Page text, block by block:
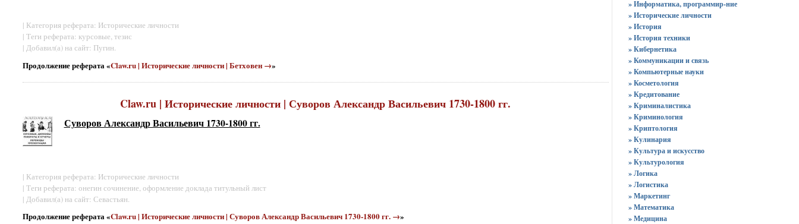
| Категория реферата: Исторические личности
| Теги реферата: курсовые, тезис
| Добавил(а) на сайт: Пугин.
Продолжение реферата «Claw.ru | Исторические личности | Бетховен →»
Claw.ru | Исторические личности | Суворов Александр Васильевич 1730-1800 гг.
Суворов Александр Васильевич 1730-1800 гг.
| Категория реферата: Исторические личности
| Теги реферата: онегин сочинение, оформление доклада титульный лист
| Добавил(а) на сайт: Севастьян.
Продолжение реферата «Claw.ru | Исторические личности | Суворов Александр Васильевич 1730-1800 гг. →»
» Информатика, программир-ние
» Исторические личности
» История
» История техники
» Кибернетика
» Коммуникации и связь
» Компьютерные науки
» Косметология
» Кредитование
» Криминалистика
» Криминология
» Криптология
» Кулинария
» Культура и искусство
» Культурология
» Логика
» Логистика
» Маркетинг
» Математика
» Медицина